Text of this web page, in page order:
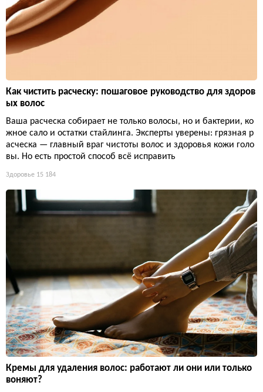
Как чистить расческу: пошаговое руководство для здоров
ых волос
Ваша расческа собирает не только волосы, но и бактерии, ко
жное сало и остатки стайлинга. Эксперты уверены: грязная р
асческа — главный враг чистоты волос и здоровья кожи голо
вы. Но есть простой способ всё исправить
Здоровье 15 184
Кремы для удаления волос: работают ли они или только
воняют?